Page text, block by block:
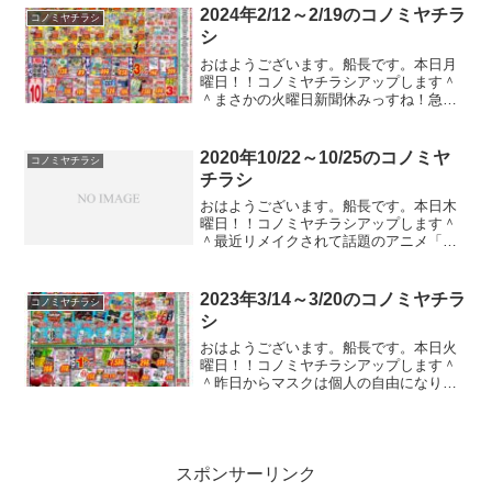
す。そして、数日で売り切れたとのこ
と。。。えぇ、もう売ってな...
コノミヤチラシ
2024年2/12～2/19のコノミヤチラ
シ
おはようございます。船長です。本日月
曜日！！コノミヤチラシアップします＾
＾まさかの火曜日新聞休みっすね！急い
たのでコノミヤチラシ以外もアップして
いる本編ブログの方でアッ...
コノミヤチラシ
2020年10/22～10/25のコノミヤ
チラシ
おはようございます。船長です。本日木
曜日！！コノミヤチラシアップします＾
＾最近リメイクされて話題のアニメ「ダ
パクリだなんて言って話題になってまし
たね。まぁ、冗談で言って...
コノミヤチラシ
2023年3/14～3/20のコノミヤチラ
シ
おはようございます。船長です。本日火
曜日！！コノミヤチラシアップします＾
＾昨日からマスクは個人の自由になりま
スポンサーリンク